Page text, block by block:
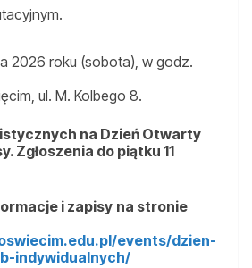
2026 roku (sobota), w godz.
ul. M. Kolbego 8.
na Dzień Otwarty
Zgłoszenia do piątku 11
i zapisy na stronie
events/dzien-
indywidualnych/